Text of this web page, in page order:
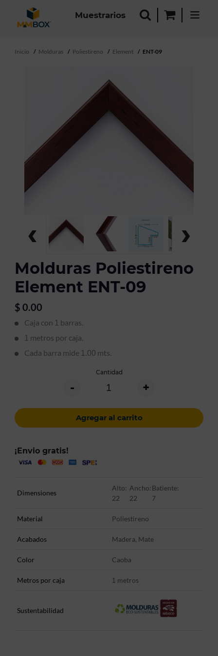
Muestrarios
Inicio Molduras Poliestireno Element ENT-09
‹ ›
Molduras Poliestireno
Element ENT-09
$ 0.00
Caja con 1 barras.
1 metros por caja.
Cada barra mide 1.00 mts.
Cantidad
- +
Agregar al carrito
¡Envio gratis!
Dimensiones
Alto:
22
Ancho:
22
Batiente:
7
Material Poliestireno
Acabados Madera, Mate
Color Caoba
Metros por caja 1 metros
Sustentabilidad